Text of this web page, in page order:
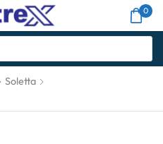
0
Soletta